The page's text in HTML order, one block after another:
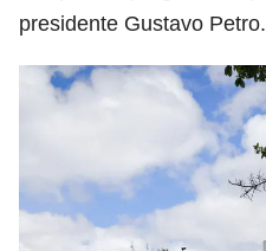
presidente Gustavo Petro.